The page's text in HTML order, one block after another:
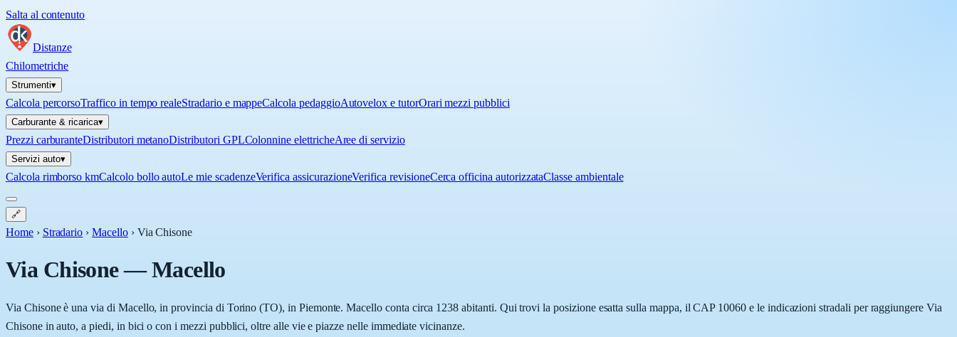
Salta al contenuto
Distanze
Chilometriche
Strumenti▾
Calcola percorsoTraffico in tempo realeStradario e mappeCalcola pedaggioAutovelox e tutorOrari mezzi pubblici
Carburante & ricarica▾
Prezzi carburanteDistributori metanoDistributori GPLColonnine elettricheAree di servizio
Servizi auto▾
Calcola rimborso kmCalcolo bollo autoLe mie scadenzeVerifica assicurazioneVerifica revisioneCerca officina autorizzataClasse ambientale
🔗
Home › Stradario › Macello › Via Chisone
Via Chisone—Macello
Via Chisone è una via di Macello, in provincia di Torino (TO), in Piemonte. Macello conta circa 1238 abitanti. Qui trovi la posizione esatta sulla mappa, il CAP 10060 e le indicazioni stradali per raggiungere Via
Chisone in auto, a piedi, in bici o con i mezzi pubblici, oltre alle vie e piazze nelle immediate vicinanze.